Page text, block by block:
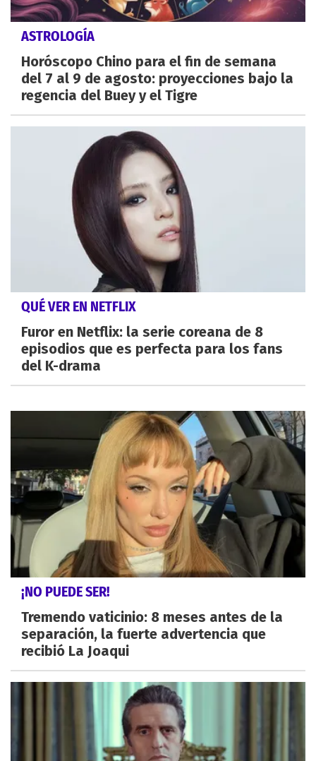
ASTROLOGÍA
Horóscopo Chino para el fin de semana
del 7 al 9 de agosto: proyecciones bajo la
regencia del Buey y el Tigre
QUÉ VER EN NETFLIX
Furor en Netflix: la serie coreana de 8
episodios que es perfecta para los fans
del K-drama
¡NO PUEDE SER!
Tremendo vaticinio: 8 meses antes de la
separación, la fuerte advertencia que
recibió La Joaqui